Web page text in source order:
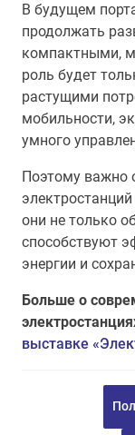
В будущем
продолжать
компактными,
роль будет
растущими
мобильности,
умного
Поэтому важно
они не только
способствуют
энергии и
Больше о
выставке